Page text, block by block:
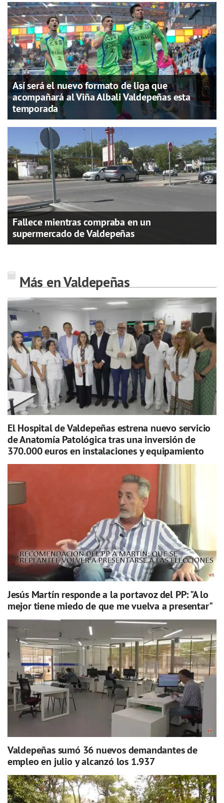
Así será el nuevo formato de liga que
acompañará al Viña Albali Valdepeñas esta
temporada
Fallece mientras compraba en un
supermercado de Valdepeñas
Más en Valdepeñas
El Hospital de Valdepeñas estrena nuevo servicio
de Anatomía Patológica tras una inversión de
370.000 euros en instalaciones y equipamiento
Jesús Martín responde a la portavoz del PP: "A lo
mejor tiene miedo de que me vuelva a presentar"
Valdepeñas sumó 36 nuevos demandantes de
empleo en julio y alcanzó los 1.937